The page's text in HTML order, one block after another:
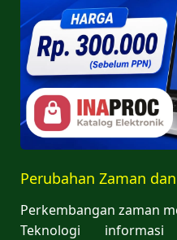
Perubahan Zaman
Perkembangan zaman
Teknologi